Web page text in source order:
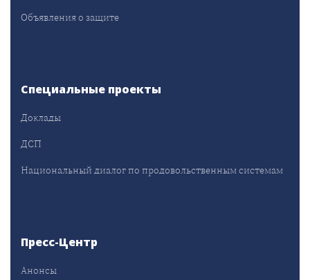
Объявления о защите
Специальные проекты
Доклады
ДСП
Национальный диалог по продовольственным системам
Пресс-Центр
Анонсы